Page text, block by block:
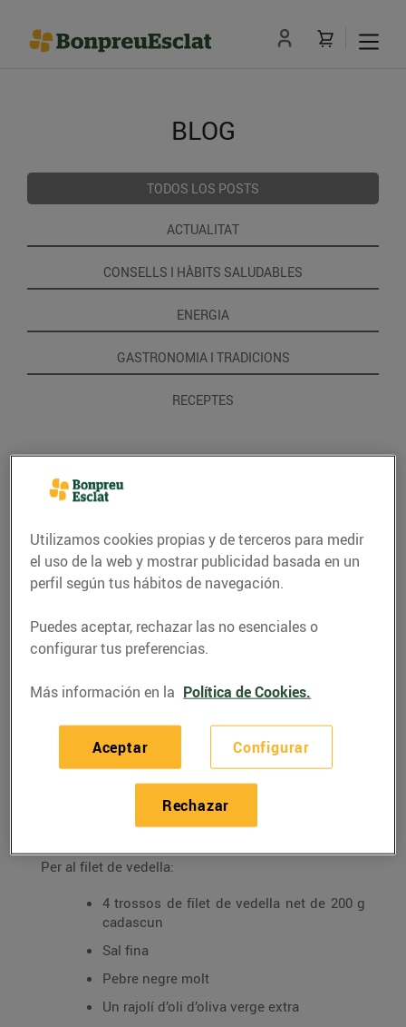
BLOG
TODOS LOS POSTS
ACTUALITAT
CONSELLS I HÀBITS SALUDABLES
ENERGIA
GASTRONOMIA I TRADICIONS
RECEPTES
Filet de vedella amb
mantega Café de París
21/noviembre/2022
Ingredients per a 4 persones:
Per al filet de vedella:
4 trossos de filet de vedella net de 200 g
cadascun
Sal fina
Pebre negre molt
Un rajolí d’oli d’oliva verge extra
Utilizamos cookies propias y de terceros para medir
el uso de la web y mostrar publicidad basada en un
perfil según tus hábitos de navegación.
Puedes aceptar, rechazar las no esenciales o
configurar tus preferencias.
Más información en la Política de Cookies.
Configurar
Rechazar
Aceptar